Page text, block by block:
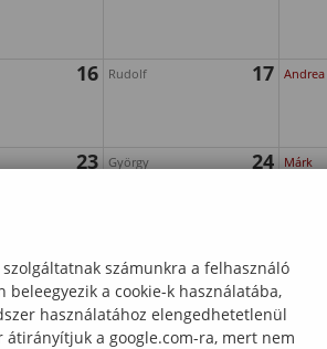
16 Rudolf 17 Andrea
23 György 24 Márk
számunkra a felhasználó
a cookie-k használatába,
használatához elengedhetetlenül
a google.com-ra, mert nem